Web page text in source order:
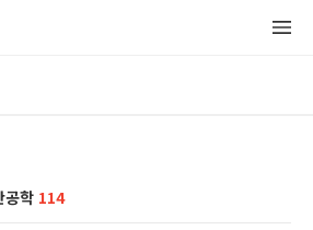
학 114